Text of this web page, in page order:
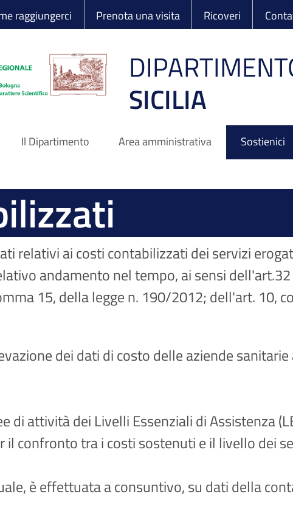
Ortopedico
raggiungerci Prenota una visita Ricoveri
SICILIA
Il Dipartimento Area amministrativa Sostienici
relativi ai costi contabilizzati dei servizi
andamento nel tempo, ai sensi
15, della legge n. 190/2012; dell'art. 10,
dei dati di costo delle aziende
di attività dei Livelli Essenziali di Assistenza
il confronto tra i costi sostenuti e il livello dei
è effettuata a consuntivo, su dati della